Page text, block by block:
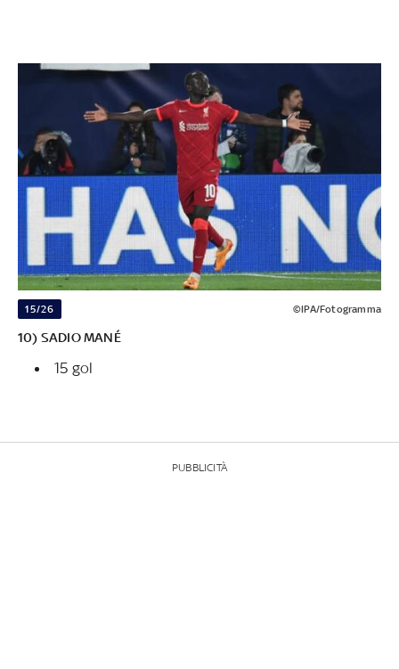
15/26 ©IPA/Fotogramma
10) SADIO MANÉ
15 gol
PUBBLICITÀ